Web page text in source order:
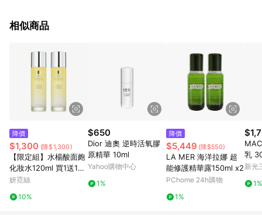
的購回饋活動享Yahoo超贈點回饋者 - 購物中心商店之商品：商
價券等虛擬貨幣折抵 4. 大宗採購或批發轉賣不具回饋資格： 如
有相關事證認定您為大宗採購、批發轉賣而非最終消費使用者，
相關認定以Yahoo購物中心之認定為準
相似商品
降價
$1,300 (降$1,300)
【限定組】水楊酸面皰
化妝水120ml 買1送1特
惠
妍霓絲
10%
$650
Dior 迪奧 逆時活氧膠
原精華 10ml
Yahoo購物中心
1%
降價
$5,449 (降$550)
LA MER 海洋拉娜 超
能修護精華露150ml x2
PChome 24h購物
1%
乳
新光
1%